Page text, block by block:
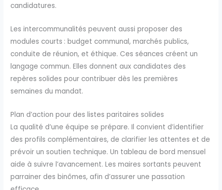
candidatures.
Les intercommunalités peuvent aussi proposer des
modules courts : budget communal, marchés publics,
conduite de réunion, et éthique. Ces séances créent un
langage commun. Elles donnent aux candidates des
repères solides pour contribuer dès les premières
semaines du mandat.
Plan d’action pour des listes paritaires solides
La qualité d’une équipe se prépare. Il convient d’identifier
des profils complémentaires, de clarifier les attentes et de
prévoir un soutien technique. Un tableau de bord mensuel
aide à suivre l’avancement. Les maires sortants peuvent
parrainer des binômes, afin d’assurer une passation